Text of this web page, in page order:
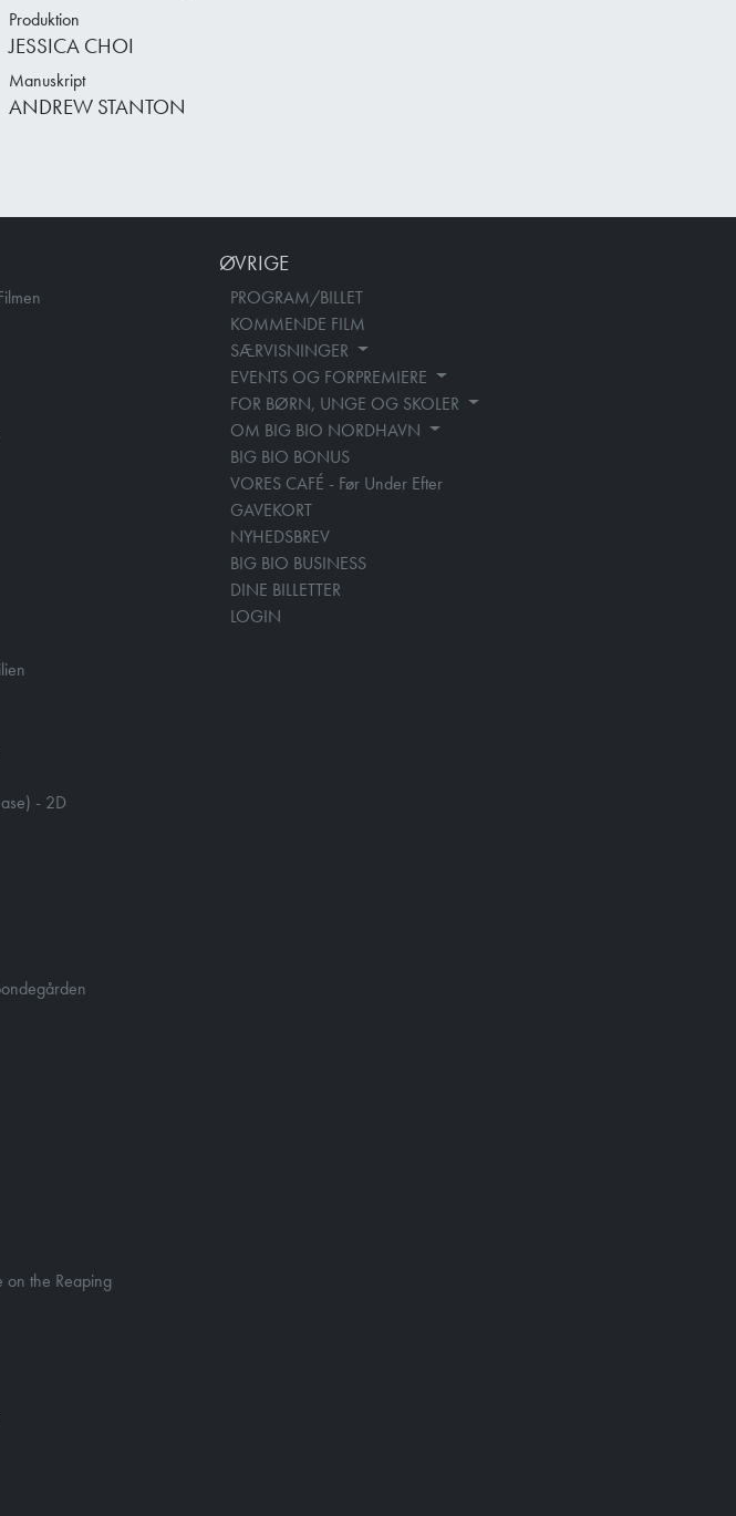
Produktion
JESSICA CHOI
Manuskript
ANDREW STANTON
- 2D
on the Reaping
ØVRIGE
PROGRAM/BILLET
KOMMENDE FILM
SÆRVISNINGER
EVENTS OG FORPREMIERE
FOR BØRN, UNGE OG SKOLER
OM BIG BIO NORDHAVN
BIG BIO BONUS
VORES CAFÉ - Før Under Efter
GAVEKORT
NYHEDSBREV
BIG BIO BUSINESS
DINE BILLETTER
LOGIN